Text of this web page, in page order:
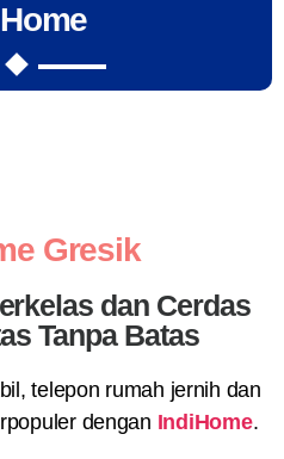
Gresik
dan Cerdas
Tanpa Batas
telepon rumah jernih dan
dengan IndiHome.